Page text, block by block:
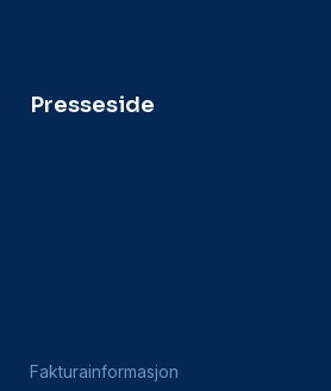
Presseside
Fakturainformasjon